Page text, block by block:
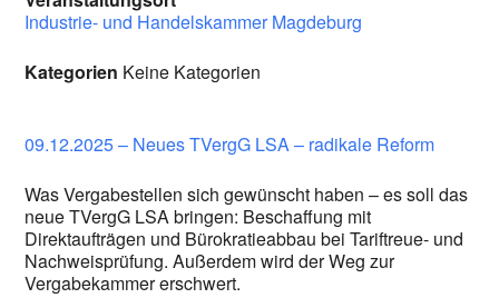
Industrie- und Handelskammer Magdeburg
Kategorien Keine Kategorien
09.12.2025 – Neues TVergG LSA – radikale Reform
Was Vergabestellen sich gewünscht haben – es soll das
neue TVergG LSA bringen: Beschaffung mit
Direktaufträgen und Bürokratieabbau bei Tariftreue- und
Nachweisprüfung. Außerdem wird der Weg zur
Vergabekammer erschwert.